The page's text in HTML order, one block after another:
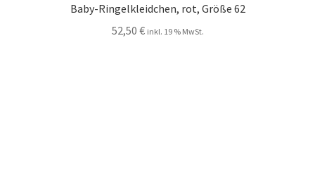
Baby-Ringelkleidchen, rot, Größe 62
52,50 € inkl. 19 % MwSt.